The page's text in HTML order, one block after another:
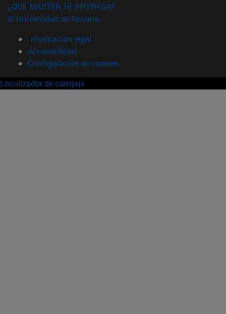
¿QUÉ MÁSTER TE INTERESA?
© Universidad de Navarra
Información legal
Accesibilidad
Configuración de cookies
Localizador de campus